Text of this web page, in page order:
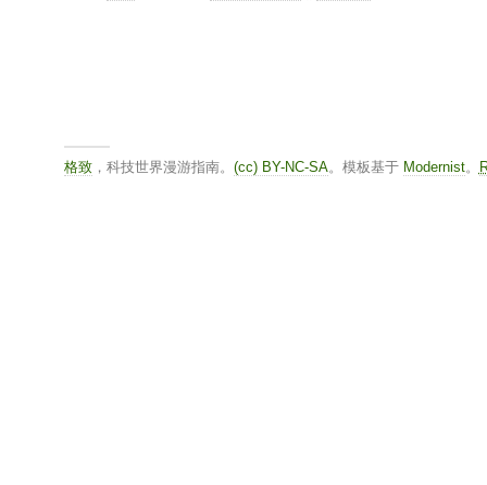
格致，科技世界漫游指南。 (cc) BY-NC-SA。模板基于 Modernist。